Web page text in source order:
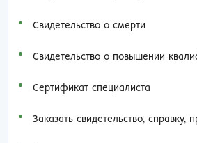
Свидетельство о смерти
Свидетельство о повышении
Сертификат специалиста
Заказать cвидетельство, справку,